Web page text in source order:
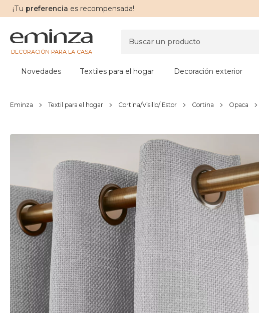
¡Tu preferencia es recompensada!
DECORACIÓN PARA LA CASA
Novedades Textiles para el hogar Decoración exterior
Eminza Textil para el hogar Cortina/Visillo/ Estor Cortina Opaca